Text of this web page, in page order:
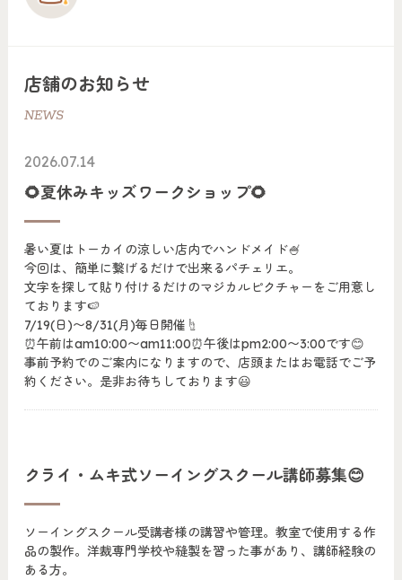
店舗のお知らせ
NEWS
2026.07.14
🌻夏休みキッズワークショップ🌻
暑い夏はトーカイの涼しい店内でハンドメイド🍧
今回は、簡単に繋げるだけで出来るパチェリエ。
文字を探して貼り付けるだけのマジカルピクチャーをご用意し
ております🍉
7/19(日)〜8/31(月)毎日開催☝️
⏰午前はam10:00〜am11:00⏰午後はpm2:00〜3:00です😊
事前予約でのご案内になりますので、店頭またはお電話でご予
約ください。是非お待ちしております😃
クライ・ムキ式ソーイングスクール講師募集😊
ソーイングスクール受講者様の講習や管理。教室で使用する作
品の製作。洋裁専門学校や縫製を習った事があり、講師経験の
ある方。